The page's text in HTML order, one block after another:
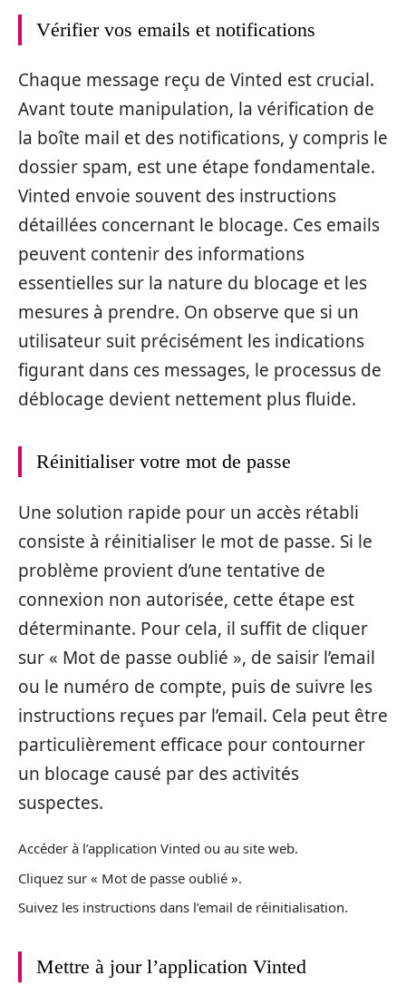
Vérifier vos emails et notifications
Chaque message reçu de Vinted est crucial.
Avant toute manipulation, la vérification de
la boîte mail et des notifications, y compris le
dossier spam, est une étape fondamentale.
Vinted envoie souvent des instructions
détaillées concernant le blocage. Ces emails
peuvent contenir des informations
essentielles sur la nature du blocage et les
mesures à prendre. On observe que si un
utilisateur suit précisément les indications
figurant dans ces messages, le processus de
déblocage devient nettement plus fluide.
Réinitialiser votre mot de passe
Une solution rapide pour un accès rétabli
consiste à réinitialiser le mot de passe. Si le
problème provient d’une tentative de
connexion non autorisée, cette étape est
déterminante. Pour cela, il suffit de cliquer
sur « Mot de passe oublié », de saisir l’email
ou le numéro de compte, puis de suivre les
instructions reçues par l’email. Cela peut être
particulièrement efficace pour contourner
un blocage causé par des activités
suspectes.
Accéder à l’application Vinted ou au site web.
Cliquez sur « Mot de passe oublié ».
Suivez les instructions dans l’email de réinitialisation.
Mettre à jour l’application Vinted